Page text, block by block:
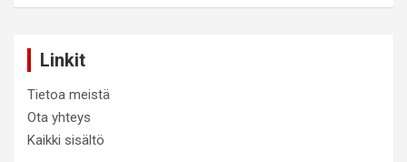
Linkit
Tietoa meistä
Ota yhteys
Kaikki sisältö